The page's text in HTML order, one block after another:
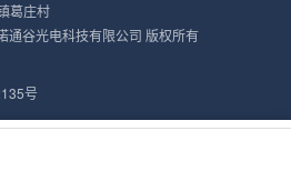
葛庄村
谷光电科技有限公司 版权所有
号